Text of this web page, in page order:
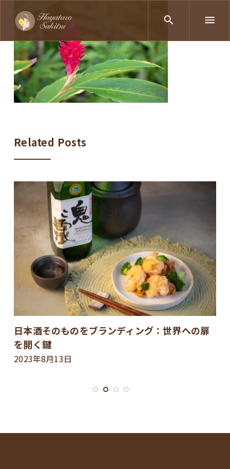
Related Posts
日本酒そのものをブランディング：世界への扉
を開く鍵
2023年8月13日